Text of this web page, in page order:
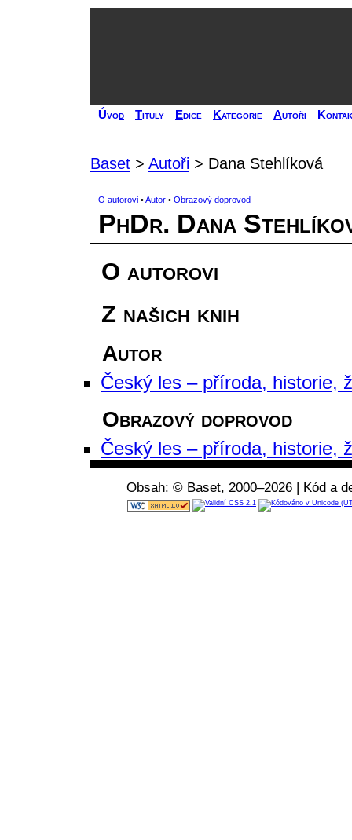
Úvod Tituly Edice Kategorie Autoři
Baset > Autoři > Dana Stehlíková
O autorovi •Autor • Obrazový doprovod
PhDr. Dana
O autorovi
Z našich knih
Autor
Český les – příroda, historie,
Obrazový doprovod
Český les – příroda, historie,
Obsah: © Baset, 2000–2026 | Kód a